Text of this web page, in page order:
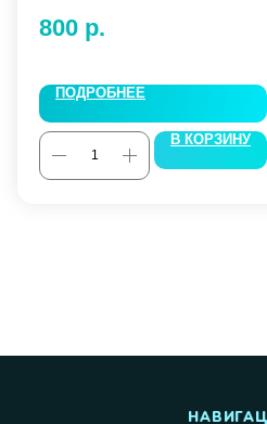
800 р.
ПОДРОБНЕЕ
В КОРЗИНУ